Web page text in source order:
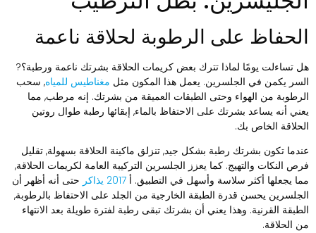
على الرطوبة لحلاقة ناعمة
تساءلت يومًا لماذا تترك بعض كريمات الحلاقة بشرتك ناعمة ورطبة؟?
يكمن في الجلسرين. يعمل هذا المكون مثلمغناطيس للمياه, سحب
من الهواء وحتى الطبقات العميقة من بشرتك. إنه مرطب, مما
أنه يساعد بشرتك على الاحتفاظ بالماء, إبقائها رطبة طوال روتين
الخاص بك.
تكون بشرتك رطبة بشكل جيد, تنزلق ماكينة الحلاقة بسهولة, تقليل
النكات والتهيج. كما يعزز الجلسرين التركيبة العامة لكريمات الحلاقة,
يجعلها أكثر سلاسة وأسهل في التطبيق. أ2017 يذاكر
حتى أنه أظهر أن
يحسن قدرة الطبقة الخارجية من الجلد على الاحتفاظ بالرطوبة,
القرنية. وهذا يعني أن بشرتك تبقى رطبة لفترة طويلة بعد الانتهاء
الحلاقة.